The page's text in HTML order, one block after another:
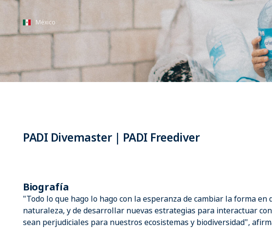
México
PADI Divemaster | PADI Freediver
Biografía
"Todo lo que hago lo hago con la esperanza de cambiar la forma en
naturaleza, y de desarrollar nuevas estrategias para interactuar
sean perjudiciales para nuestros ecosistemas y biodiversidad",